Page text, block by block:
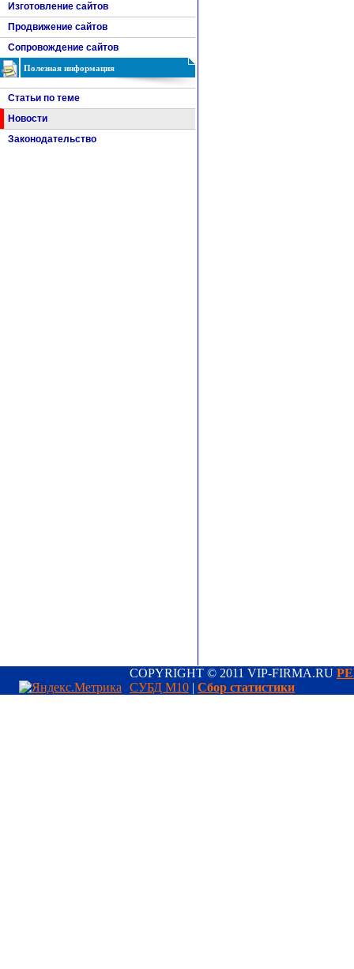
Изготовление сайтов
Продвижение сайтов
Сопровождение сайтов
Полезная информация
Статьи по теме
Новости
Законодательство
COPYRIGHT © 2011 VIP-FIRMA.RU
СУБД М10 | Сбор статистики